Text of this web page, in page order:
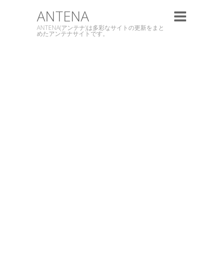
ANTENA
ANTENA(アンテナ)は多彩なサイトの更新をまと
めたアンテナサイトです。